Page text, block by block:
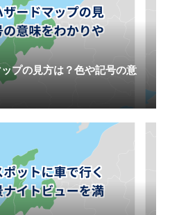
プの見方は？色や記号の意